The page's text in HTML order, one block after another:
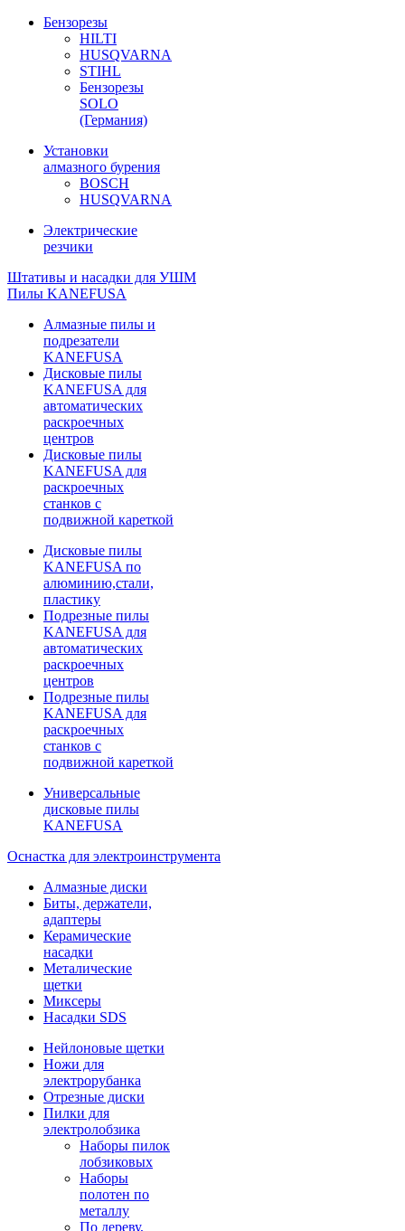
Бензорезы
HILTI
HUSQVARNA
STIHL
Бензорезы
SOLO
(Германия)
Установки
алмазного бурения
BOSCH
HUSQVARNA
Электрические
резчики
Штативы и насадки для УШМ
Пилы KANEFUSA
Алмазные пилы и
подрезатели
KANEFUSA
Дисковые пилы
KANEFUSA для
автоматических
раскроечных
центров
Дисковые пилы
KANEFUSA для
раскроечных
станков с
подвижной кареткой
Дисковые пилы
KANEFUSA по
алюминию,стали,
пластику
Подрезные пилы
KANEFUSA для
автоматических
раскроечных
центров
Подрезные пилы
KANEFUSA для
раскроечных
станков с
подвижной кареткой
Универсальные
дисковые пилы
KANEFUSA
Оснастка для электроинструмента
Алмазные диски
Биты, держатели,
адаптеры
Керамические
насадки
Металические
щетки
Миксеры
Насадки SDS
Нейлоновые щетки
Ножи для
электрорубанка
Отрезные диски
Пилки для
электролобзика
Наборы пилок
лобзиковых
Наборы
полотен по
металлу
По дереву,